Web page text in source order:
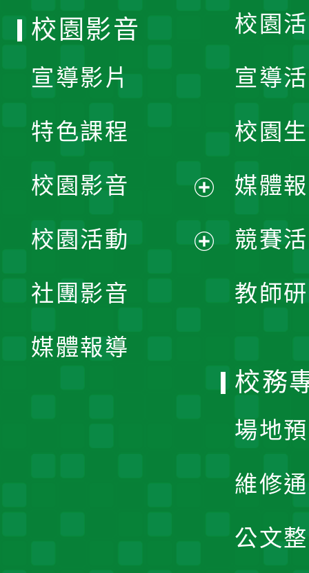
校園
宣導
校園
媒體
競賽
教師
校園影音
宣導影片
特色課程
校園影音
開
校園活動
社團影音
媒體報導
校務
場地
維修
公文